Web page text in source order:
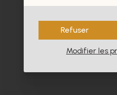
Refuser
Modifier les